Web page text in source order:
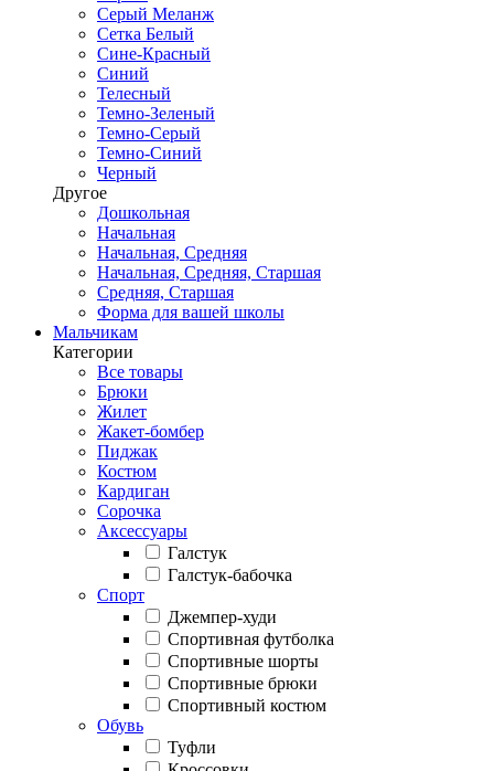
Серый Меланж
Сетка Белый
Сине-Красный
Синий
Телесный
Темно-Зеленый
Темно-Серый
Темно-Синий
Черный
Другое
Дошкольная
Начальная
Начальная, Средняя
Начальная, Средняя, Старшая
Средняя, Старшая
Форма для вашей школы
Мальчикам
Категории
Все товары
Брюки
Жилет
Жакет-бомбер
Пиджак
Костюм
Кардиган
Сорочка
Аксессуары
Галстук
Галстук-бабочка
Спорт
Джемпер-худи
Спортивная футболка
Спортивные шорты
Спортивные брюки
Спортивный костюм
Обувь
Туфли